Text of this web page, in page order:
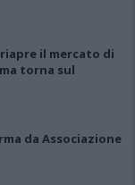
il mercato di
torna sul
da Associazione